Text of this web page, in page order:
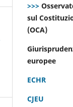
>>>
sul
(OCA)
europee
ECHR
CJEU